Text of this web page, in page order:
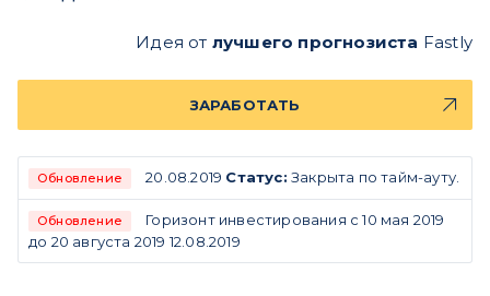
Идея от лучшего прогнозиста Fastly
ЗАРАБОТАТЬ
Обновление 20.08.2019 Статус: Закрыта по тайм-ауту.
Обновление
Горизонт инвестирования с 10 мая 2019
до 20 августа 2019 12.08.2019